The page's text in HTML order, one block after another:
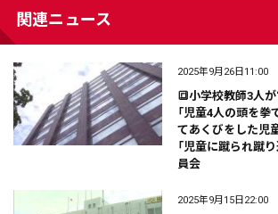
関連ニュース
2025年9月26日11:00
🔳小学校教師3人
「児童4人の頭を拳
てあくびをした児
「児童に蹴られ蹴
員会
2025年9月15日22:00